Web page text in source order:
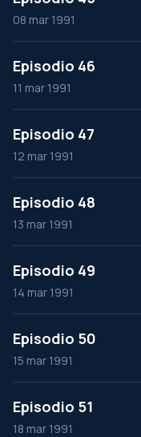
08 mar 1991
Episodio 46
11 mar 1991
Episodio 47
12 mar 1991
Episodio 48
13 mar 1991
Episodio 49
14 mar 1991
Episodio 50
15 mar 1991
Episodio 51
18 mar 1991